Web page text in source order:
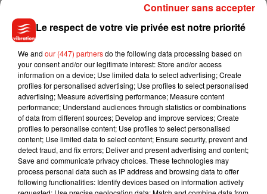
Retrouvez cette séquence en podcast
Musique
7 août 2026
Julien Lieb s’essaye à la vie de chatelain
dans son nouveau clip
Le respect de votre vie privée est notre priorité
We and our (447) partnersdo the following data processing based on
your consent and/or our legitimate interest: Store and/or access
information on a device; Use limited data to select advertising; Create
profiles for personalised advertising; Use profiles to select personalised
advertising; Measure advertising performance; Measure content
performance; Understand audiences through statistics or combinations
of data from different sources; Develop and improve services; Create
profiles to personalise content; Use profiles to select personalised
content; Use limited data to select content; Ensure security, prevent and
detect fraud, and fix errors; Deliver and present advertising and content;
Save and communicate privacy choices. These technologies may
process personal data such as IP address and browsing data to offer
following functionalities: Identify devices based on information actively
Continuer sans accepter